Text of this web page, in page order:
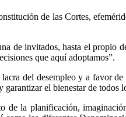
de las Cortes,
de invitados, hasta el propio
que aquí adoptamos”.
del desempleo y a favor
el bienestar de todos
de la planificación,